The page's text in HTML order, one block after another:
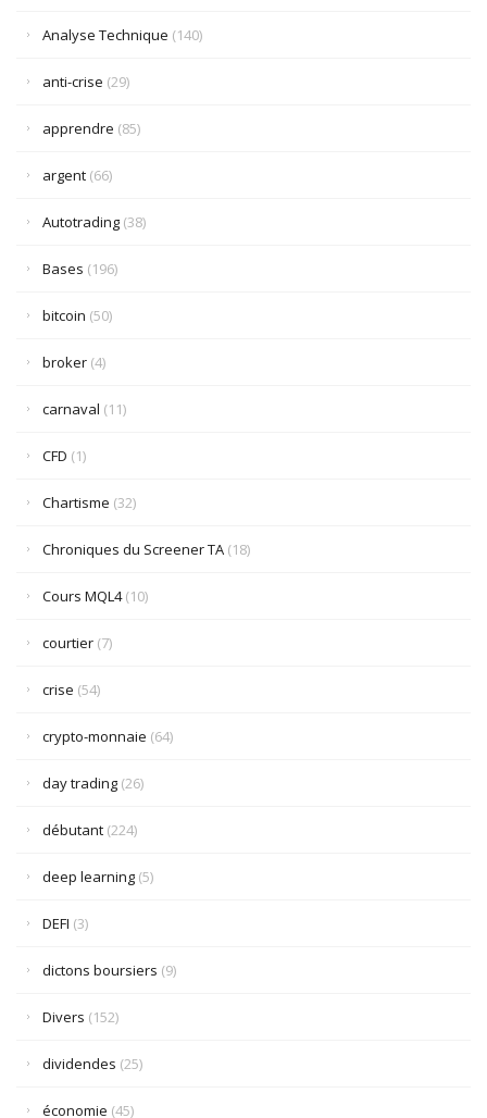
Analyse Technique (140)
anti-crise (29)
apprendre (85)
argent (66)
Autotrading (38)
Bases (196)
bitcoin (50)
broker (4)
carnaval (11)
CFD (1)
Chartisme (32)
Chroniques du Screener TA (18)
Cours MQL4(10)
courtier (7)
crise (54)
crypto-monnaie (64)
day trading (26)
débutant (224)
deep learning (5)
DEFI (3)
dictons boursiers (9)
Divers (152)
dividendes (25)
économie (45)